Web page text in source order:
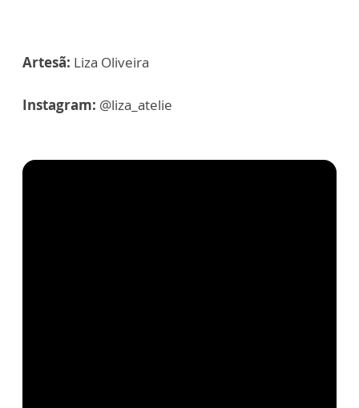
Artesã: Liza Oliveira
Instagram: @liza_atelie